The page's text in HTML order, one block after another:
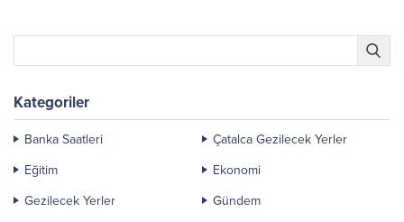
Kategoriler
Banka Saatleri
Çatalca Gezilecek Yerler
Eğitim
Ekonomi
Gezilecek Yerler
Gündem